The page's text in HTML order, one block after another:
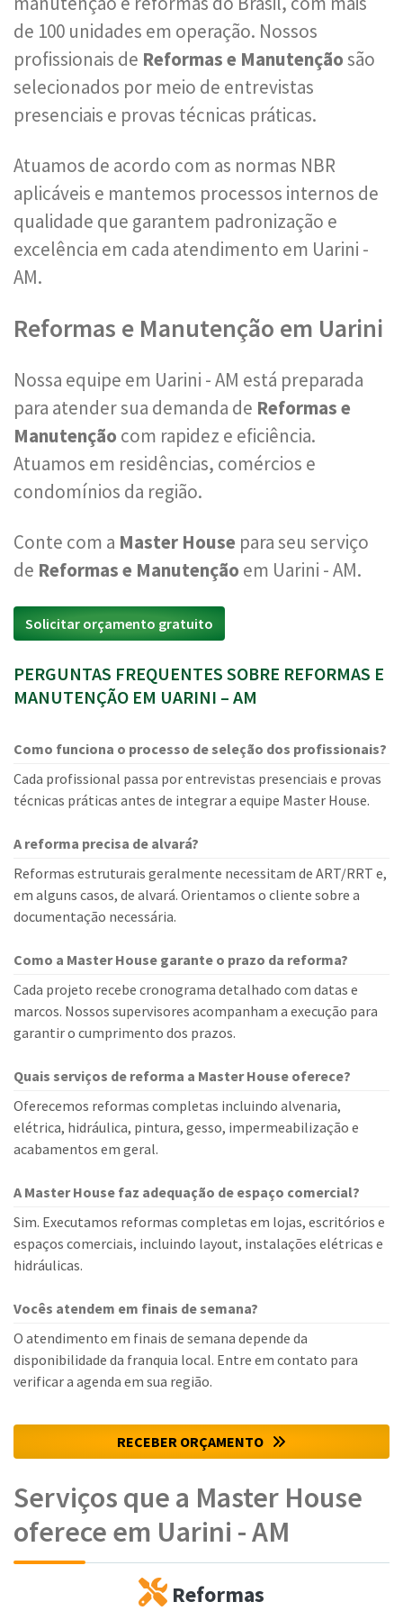
de 100 unidades em operação. Nossos
profissionais de Reformas e Manutençãosão
selecionados por meio de entrevistas
presenciais e provas técnicas práticas.
Atuamos de acordo com as normas NBR
aplicáveis e mantemos processos internos de
qualidade que garantem padronização e
excelência em cada atendimento em Uarini -
AM.
Reformas e Manutenção em Uarini
Nossa equipe em Uarini - AM está preparada
para atender sua demanda de Reformas e
Manutenção com rapidez e eficiência.
Atuamos em residências, comércios e
condomínios da região.
Conte com a Master House para seu serviço
de Reformas e Manutenção em Uarini - AM.
Solicitar orçamento gratuito
PERGUNTAS FREQUENTES SOBRE REFORMAS E
MANUTENÇÃO EM UARINI – AM
Como funciona o processo de seleção dos profissionais?
Cada profissional passa por entrevistas presenciais e provas
técnicas práticas antes de integrar a equipe Master House.
A reforma precisa de alvará?
Reformas estruturais geralmente necessitam de ART/RRT e,
em alguns casos, de alvará. Orientamos o cliente sobre a
documentação necessária.
Como a Master House garante o prazo da reforma?
Cada projeto recebe cronograma detalhado com datas e
marcos. Nossos supervisores acompanham a execução para
garantir o cumprimento dos prazos.
Quais serviços de reforma a Master House oferece?
Oferecemos reformas completas incluindo alvenaria,
elétrica, hidráulica, pintura, gesso, impermeabilização e
acabamentos em geral.
A Master House faz adequação de espaço comercial?
Sim. Executamos reformas completas em lojas, escritórios e
espaços comerciais, incluindo layout, instalações elétricas e
hidráulicas.
Vocês atendem em finais de semana?
O atendimento em finais de semana depende da
disponibilidade da franquia local. Entre em contato para
verificar a agenda em sua região.
RECEBER ORÇAMENTO
Serviços que a Master House
oferece em Uarini - AM
Reformas